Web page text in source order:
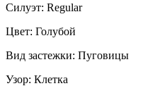
Силуэт: Regular
Цвет: Голубой
Вид застежки: Пуговицы
Узор: Клетка